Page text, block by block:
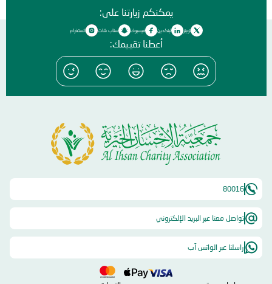
يمكنكم زيارتنا على:
تويتر لينكدين فيسبوك سناب شات انستغرام
أعطنا تقييمك:
80016
تواصل معنا عبر البريد الإلكتروني
راسلنا عبر الواتس آب